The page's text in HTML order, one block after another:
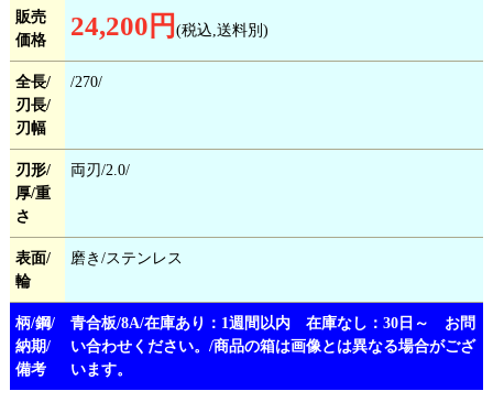
販売
価格
24,200円 (税込,送料別)
全長/
刃長/
刃幅
/270/
刃形/
厚/重
さ
両刃/2.0/
表面/
輪
磨き/ステンレス
柄/鋼/
納期/
備考
青合板/8A/在庫あり：1週間以内 在庫なし：30日～ お問
い合わせください。/商品の箱は画像とは異なる場合がござ
います。